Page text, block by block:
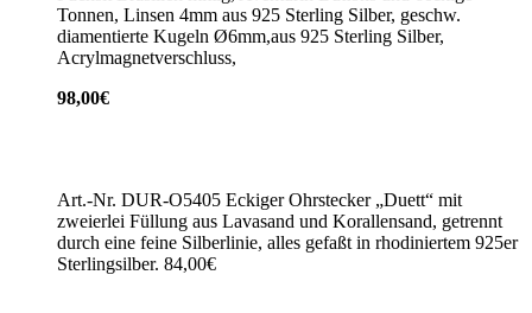
Tonnen, Linsen 4mm aus 925 Sterling Silber, geschw.
diamentierte Kugeln Ø6mm,aus 925 Sterling Silber,
Acrylmagnetverschluss,
98,00€
Art.-Nr. DUR-O5405 Eckiger Ohrstecker „Duett“ mit
zweierlei Füllung aus Lavasand und Korallensand, getrennt
durch eine feine Silberlinie, alles gefaßt in rhodiniertem 925er
Sterlingsilber. 84,00€